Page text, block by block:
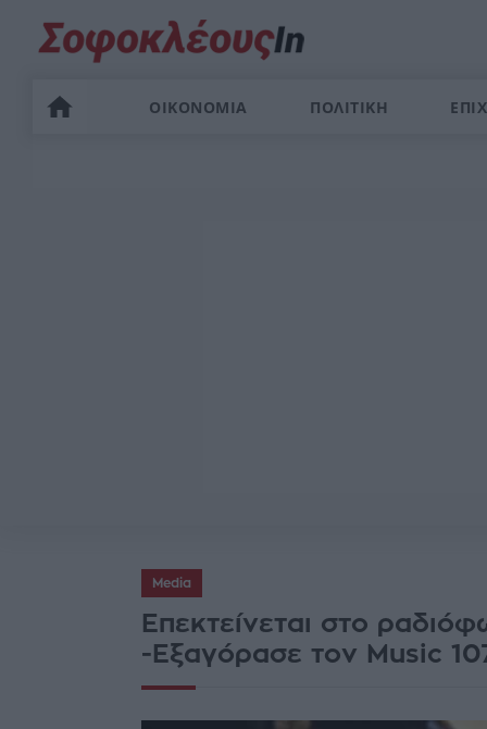
ΟΙΚΟΝΟΜΙΑ ΠΟΛΙΤΙΚΗ
Media
Επεκτείνεται στο
-Εξαγόρασε τον Music